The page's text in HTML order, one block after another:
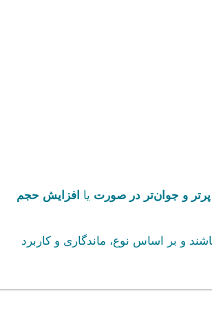
و جوان‌تر در صورت یا افزایش حجم
و بر اساس نوع، ماندگاری و کاربرد